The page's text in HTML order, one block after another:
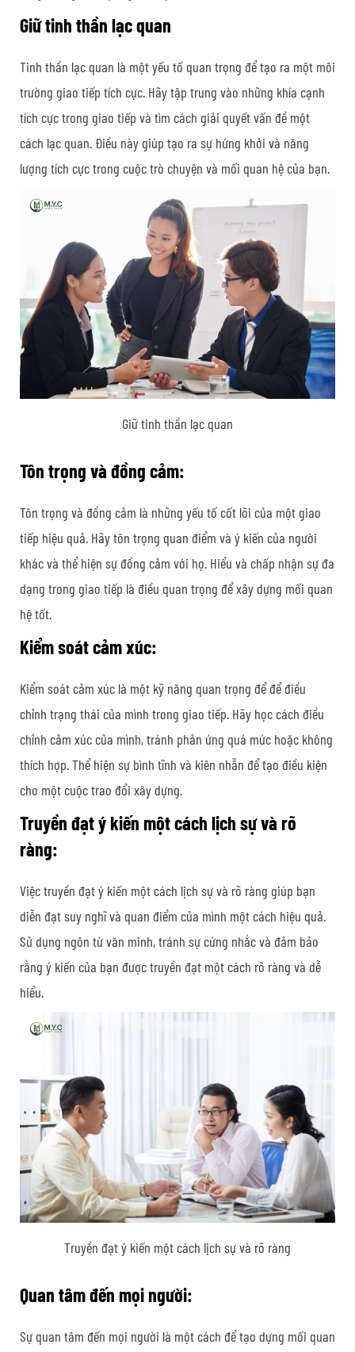
Giữ tinh thần lạc quan
Tinh thần lạc quan là một yếu tố quan trọng để tạo ra một môi
trường giao tiếp tích cực. Hãy tập trung vào những khía cạnh
tích cực trong giao tiếp và tìm cách giải quyết vấn đề một
cách lạc quan. Điều này giúp tạo ra sự hứng khởi và năng
lượng tích cực trong cuộc trò chuyện và mối quan hệ của bạn.
Giữ tinh thần lạc quan
Tôn trọng và đồng cảm:
Tôn trọng và đồng cảm là những yếu tố cốt lõi của một giao
tiếp hiệu quả. Hãy tôn trọng quan điểm và ý kiến của người
khác và thể hiện sự đồng cảm với họ. Hiểu và chấp nhận sự đa
dạng trong giao tiếp là điều quan trọng để xây dựng mối quan
hệ tốt.
Kiểm soát cảm xúc:
Kiểm soát cảm xúc là một kỹ năng quan trọng để để điều
chỉnh trạng thái của mình trong giao tiếp. Hãy học cách điều
chỉnh cảm xúc của mình, tránh phản ứng quá mức hoặc không
thích hợp. Thể hiện sự bình tĩnh và kiên nhẫn để tạo điều kiện
cho một cuộc trao đổi xây dựng.
Truyền đạt ý kiến một cách lịch sự và rõ
ràng:
Việc truyền đạt ý kiến một cách lịch sự và rõ ràng giúp bạn
diễn đạt suy nghĩ và quan điểm của mình một cách hiệu quả.
Sử dụng ngôn từ văn minh, tránh sự cứng nhắc và đảm bảo
rằng ý kiến của bạn được truyền đạt một cách rõ ràng và dễ
hiểu.
Truyền đạt ý kiến một cách lịch sự và rõ ràng
Quan tâm đến mọi người:
Sự quan tâm đến mọi người là một cách để tạo dựng mối quan